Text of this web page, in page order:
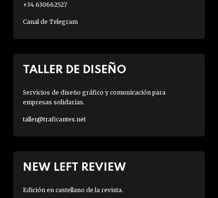
+34 630662527
Canal de Telegram
TALLER DE DISEÑO
Servicios de diseño gráfico y comunicación para
empresas solidarias.
taller@traficantes.net
NEW LEFT REVIEW
Edición en castellano de la revista.